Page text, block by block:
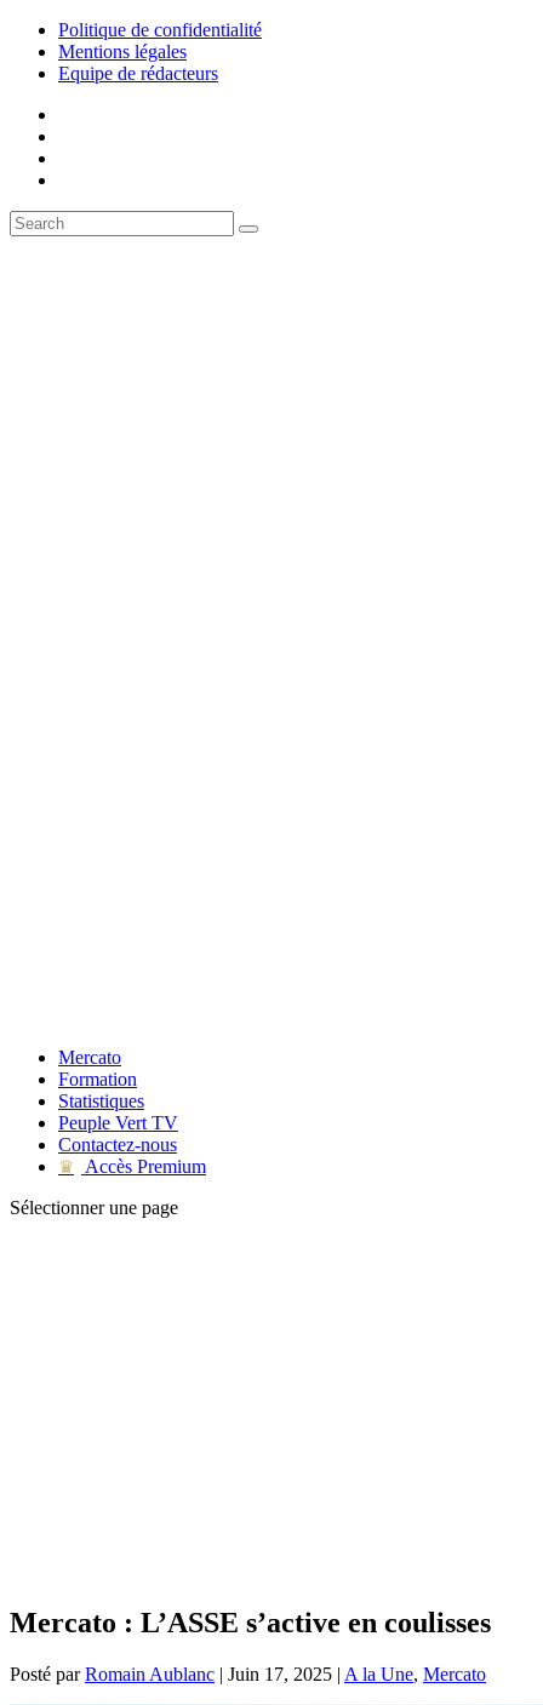
Politique de confidentialité
Mentions légales
Equipe de rédacteurs
Mercato
Formation
Statistiques
Peuple Vert TV
Contactez-nous
♛
Accès Premium
Sélectionner une page
Mercato : L’ASSE s’active en coulisses
Posté parRomain Aublanc | Juin 17, 2025 | A la Une, Mercato